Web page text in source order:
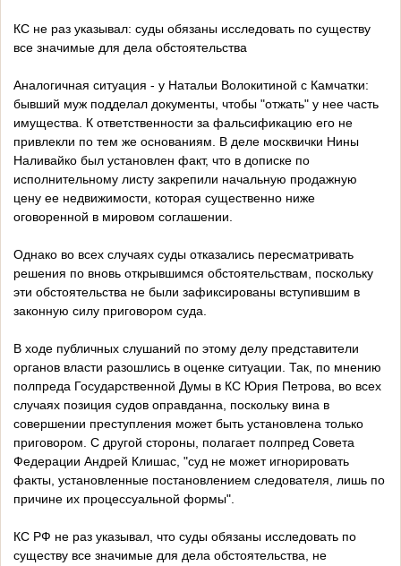
КС не раз указывал: суды обязаны исследовать по существу
все значимые для дела обстоятельства
Аналогичная ситуация - у Натальи Волокитиной с Камчатки:
бывший муж подделал документы, чтобы "отжать" у нее часть
имущества. К ответственности за фальсификацию его не
привлекли по тем же основаниям. В деле москвички Нины
Наливайко был установлен факт, что в дописке по
исполнительному листу закрепили начальную продажную
цену ее недвижимости, которая существенно ниже
оговоренной в мировом соглашении.
Однако во всех случаях суды отказались пересматривать
решения по вновь открывшимся обстоятельствам, поскольку
эти обстоятельства не были зафиксированы вступившим в
законную силу приговором суда.
В ходе публичных слушаний по этому делу представители
органов власти разошлись в оценке ситуации. Так, по мнению
полпреда Государственной Думы в КС Юрия Петрова, во всех
случаях позиция судов оправданна, поскольку вина в
совершении преступления может быть установлена только
приговором. С другой стороны, полагает полпред Совета
Федерации Андрей Клишас, "суд не может игнорировать
факты, установленные постановлением следователя, лишь по
причине их процессуальной формы".
КС РФ не раз указывал, что суды обязаны исследовать по
существу все значимые для дела обстоятельства, не